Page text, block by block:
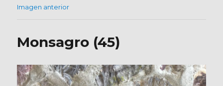
Imagen anterior
Monsagro (45)